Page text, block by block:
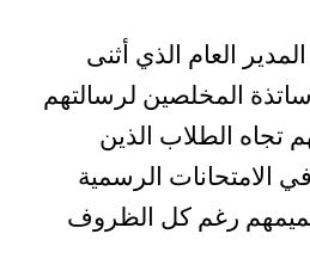
العام الذي أثنى
المخلصين لرسالتهم
تجاه الطلاب الذين
الامتحانات الرسمية
رغم كل الظروف